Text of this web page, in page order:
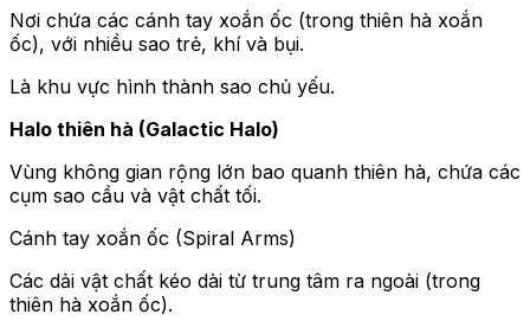
Nơi chứa các cánh tay xoắn ốc (trong thiên hà xoắn
ốc), với nhiều sao trẻ, khí và bụi.
Là khu vực hình thành sao chủ yếu.
Halo thiên hà (Galactic Halo)
Vùng không gian rộng lớn bao quanh thiên hà, chứa các
cụm sao cầu và vật chất tối.
Cánh tay xoắn ốc (Spiral Arms)
Các dải vật chất kéo dài từ trung tâm ra ngoài (trong
thiên hà xoắn ốc).